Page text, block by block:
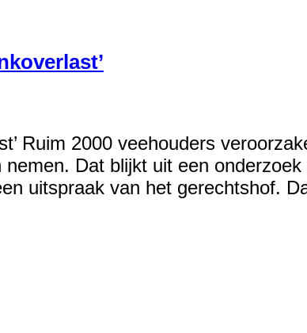
Ruim 2000 veehouders
Dat blijkt uit een
uitspraak van het gerechtshof.